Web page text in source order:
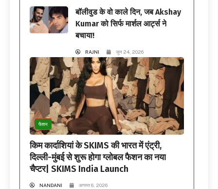
बॉलीवुड के वो काले दिन, जब Akshay
Kumar को सिर्फ मार्शल आर्ट्स ने
बचाया!
RAJNI जून 24, 2026
फैशन
किम कार्दाशियां के SKIMS की भारत में एंट्री,
दिल्ली-मुंबई से शुरू होगा ग्लोबल फैशन का नया
चैप्टर| SKIMS India Launch
NANDANI अगस्त 6, 2026